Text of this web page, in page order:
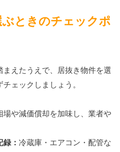
ときのチェックポ
まえたうえで、居抜き物件を選
ェックしましょう。
場や減価償却を加味し、業者や
： 冷蔵庫・エアコン・配管な